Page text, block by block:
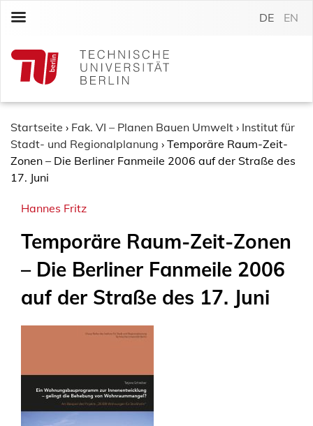
c
DE EN
Startseite › Fak. VI – Planen Bauen Umwelt › Institut für
Stadt- und Regionalplanung › Temporäre Raum-Zeit-
Zonen – Die Berliner Fanmeile 2006 auf der Straße des
17. Juni
Hannes Fritz
Temporäre Raum-Zeit-Zonen
– Die Berliner Fanmeile 2006
auf der Straße des 17. Juni